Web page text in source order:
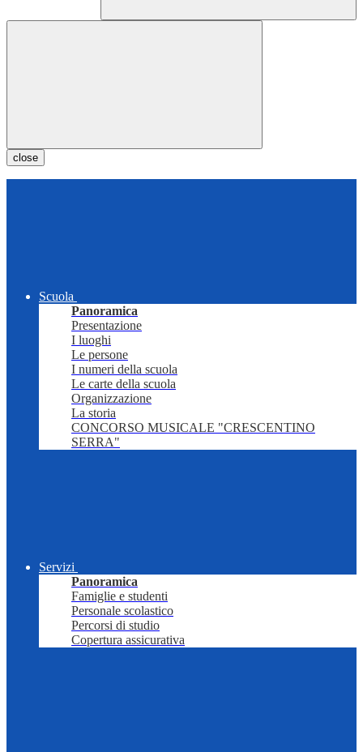
close
Scuola
Panoramica
Presentazione
I luoghi
Le persone
I numeri della scuola
Le carte della scuola
Organizzazione
La storia
CONCORSO MUSICALE "CRESCENTINO
SERRA"
Servizi
Panoramica
Famiglie e studenti
Personale scolastico
Percorsi di studio
Copertura assicurativa